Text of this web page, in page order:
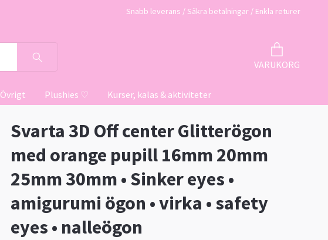
Snabb leverans / Säkra betalningar / Enkla returer
VARUKORG
Övrigt Plushies ♡ Kurser, kalas & aktiviteter
Svarta 3D Off center Glitterögon
med orange pupill 16mm 20mm
25mm 30mm • Sinker eyes •
amigurumi ögon • virka • safety
eyes • nalleögon